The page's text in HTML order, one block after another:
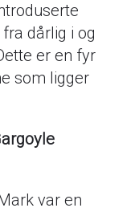
dårlig i og
er en fyr
som ligger
var en